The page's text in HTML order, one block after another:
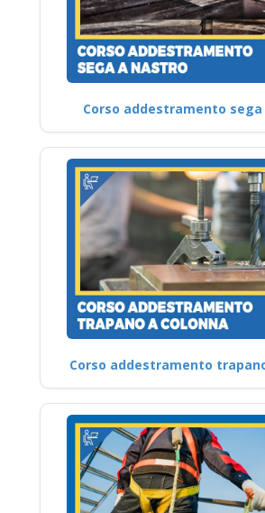
Corso addestramento
Corso addestramento